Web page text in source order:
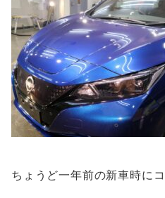
ちょうど一年前の新車時に